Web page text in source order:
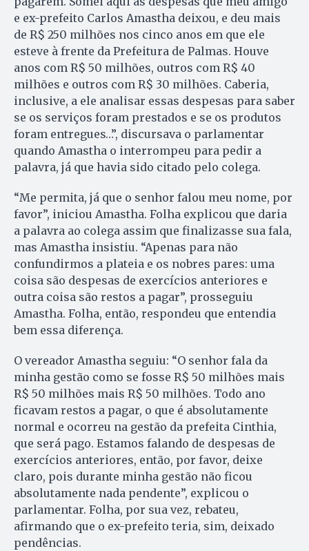
e ex-prefeito Carlos Amastha deixou, e deu mais
de R$ 250 milhões nos cinco anos em que ele
esteve à frente da Prefeitura de Palmas. Houve
anos com R$ 50 milhões, outros com R$ 40
milhões e outros com R$ 30 milhões. Caberia,
inclusive, a ele analisar essas despesas para saber
se os serviços foram prestados e se os produtos
foram entregues…”, discursava o parlamentar
quando Amastha o interrompeu para pedir a
palavra, já que havia sido citado pelo colega.
“Me permita, já que o senhor falou meu nome, por
favor”, iniciou Amastha. Folha explicou que daria
a palavra ao colega assim que finalizasse sua fala,
mas Amastha insistiu. “Apenas para não
confundirmos a plateia e os nobres pares: uma
coisa são despesas de exercícios anteriores e
outra coisa são restos a pagar”, prosseguiu
Amastha. Folha, então, respondeu que entendia
bem essa diferença.
O vereador Amastha seguiu: “O senhor fala da
minha gestão como se fosse R$ 50 milhões mais
R$ 50 milhões mais R$ 50 milhões. Todo ano
ficavam restos a pagar, o que é absolutamente
normal e ocorreu na gestão da prefeita Cinthia,
que será pago. Estamos falando de despesas de
exercícios anteriores, então, por favor, deixe
claro, pois durante minha gestão não ficou
absolutamente nada pendente”, explicou o
parlamentar. Folha, por sua vez, rebateu,
afirmando que o ex-prefeito teria, sim, deixado
pendências.